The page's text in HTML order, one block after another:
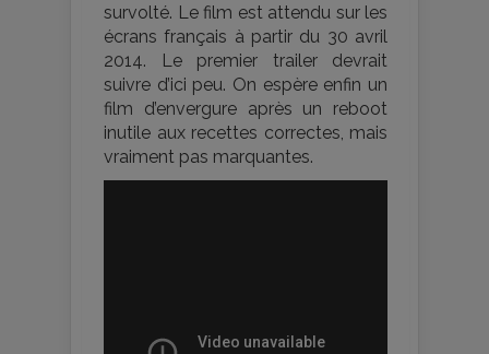
survolté. Le film est attendu sur les
écrans français à partir du 30 avril
2014. Le premier trailer devrait
suivre d’ici peu. On espère enfin un
film d’envergure après un reboot
inutile aux recettes correctes, mais
vraiment pas marquantes.